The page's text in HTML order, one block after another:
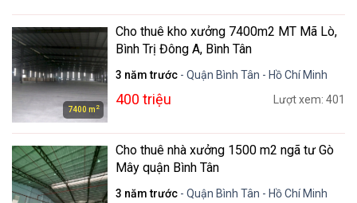
7400 m 2
Cho thuê kho xưởng 7400m2 MT Mã Lò,
Bình Trị Đông A, Bình Tân
3 năm trước - Quận Bình Tân - Hồ Chí Minh
400 triệu Lượt xem: 401
Cho thuê nhà xưởng 1500 m2 ngã tư Gò
Mây quận Bình Tân
3 năm trước - Quận Bình Tân - Hồ Chí Minh